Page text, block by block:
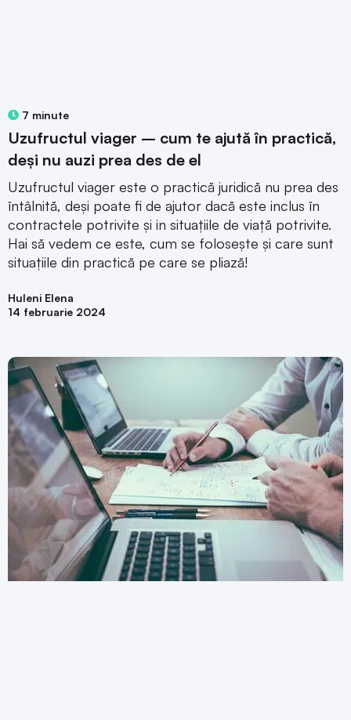
7 minute
Uzufructul viager – cum te ajută în practică,
deși nu auzi prea des de el
Uzufructul viager este o practică juridică nu prea des
întâlnită, deși poate fi de ajutor dacă este inclus în
contractele potrivite și in situațiile de viață potrivite.
Hai să vedem ce este, cum se folosește și care sunt
situațiile din practică pe care se pliază!
Huleni Elena
14 februarie 2024